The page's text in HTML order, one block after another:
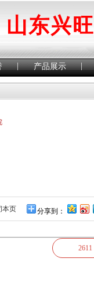
山东兴
| 产品展示 |
本页 分享到：
2611